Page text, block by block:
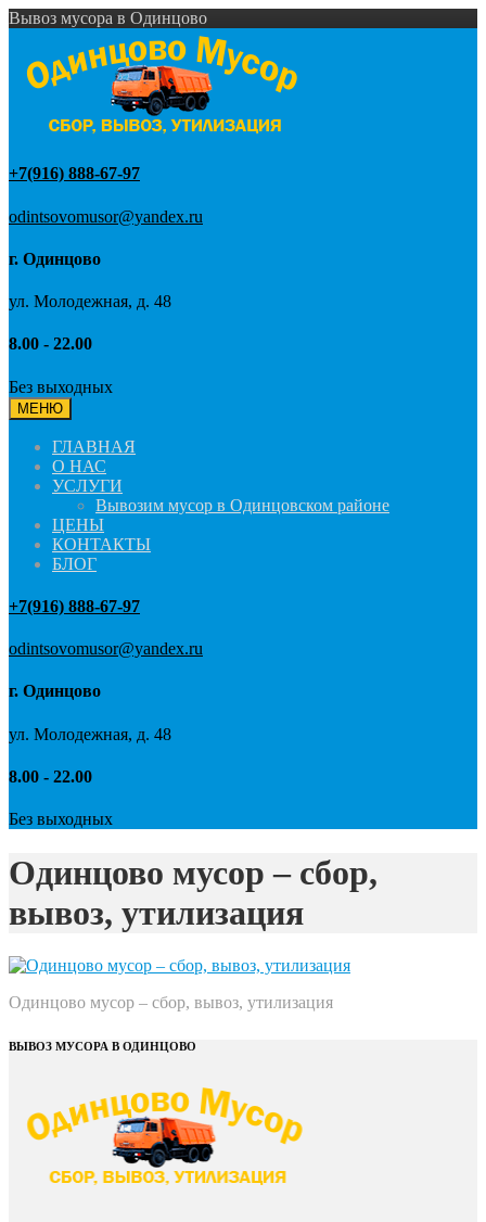
Вывоз мусора в Одинцово
+7(916) 888-67-97
odintsovomusor@yandex.ru
г. Одинцово
ул. Молодежная, д. 48
8.00 - 22.00
Без выходных
МЕНЮ
ГЛАВНАЯ
О НАС
УСЛУГИ
Вывозим мусор в Одинцовском районе
ЦЕНЫ
КОНТАКТЫ
БЛОГ
+7(916) 888-67-97
odintsovomusor@yandex.ru
г. Одинцово
ул. Молодежная, д. 48
8.00 - 22.00
Без выходных
Одинцово мусор – сбор,
вывоз, утилизация
Одинцово мусор – сбор, вывоз, утилизация
ВЫВОЗ МУСОРА В ОДИНЦОВО